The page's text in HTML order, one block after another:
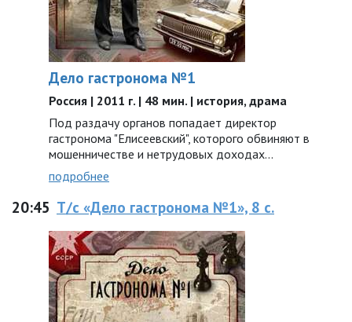
Дело гастронома №1
Россия | 2011 г. | 48 мин. | история, драма
Под раздачу органов попадает директор
гастронома "Елисеевский", которого обвиняют в
мошенничестве и нетрудовых доходах...
подробнее
20:45 Т/с «Дело гастронома №1», 8 с.